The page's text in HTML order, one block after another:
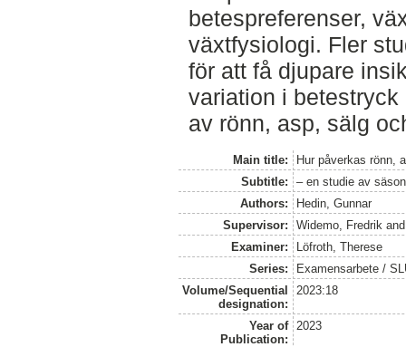
betespreferenser,
växtfysiologi. Fler
för att få djupare
variation i
av rönn, asp, sälg
Main title:
Hur påverkas rönn,
Subtitle:
– en studie av
Authors:
Hedin, Gunnar
Supervisor:
Widemo, Fredrik
Examiner:
Löfroth, Therese
Series:
Examensarbete /
Volume/Sequential
designation:
2023:18
Year of
Publication:
2023